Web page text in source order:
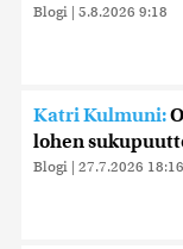
Blogi | 5.8.2026 9:18
Katri Kulmuni:
lohen
Blogi | 27.7.2026 18:16